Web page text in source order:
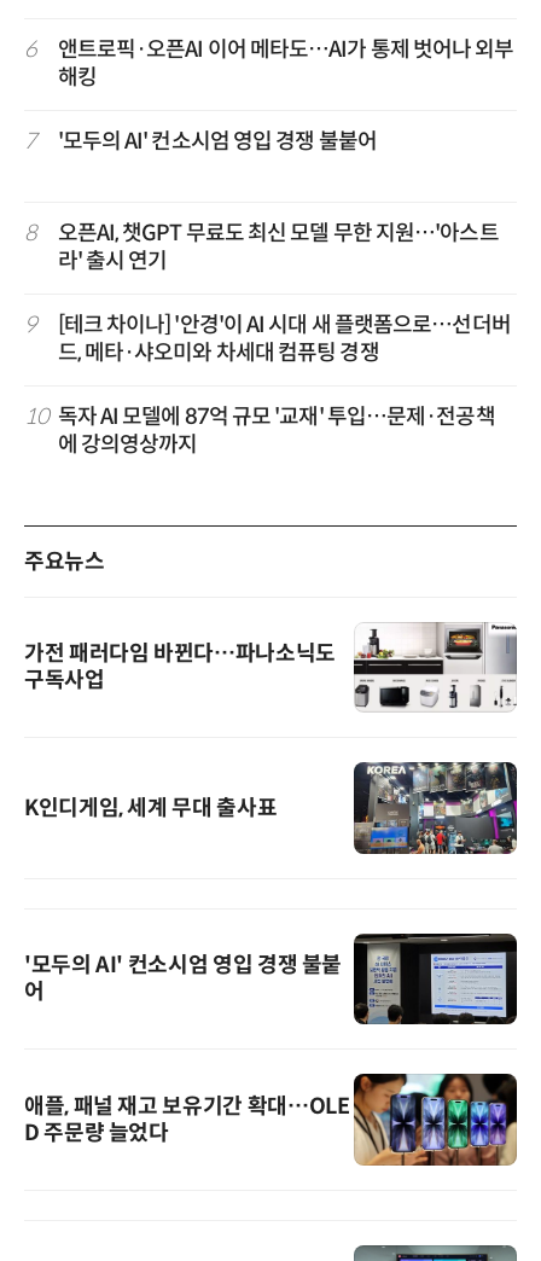
6
앤트로픽·오픈AI 이어 메타도…AI가 통제 벗어나 외부
해킹
7 '모두의 AI' 컨소시엄 영입 경쟁 불붙어
8
오픈AI, 챗GPT 무료도 최신 모델 무한 지원…'아스트
라' 출시 연기
9
[테크 차이나] '안경'이 AI 시대 새 플랫폼으로…선더버
드, 메타·샤오미와 차세대 컴퓨팅 경쟁
10 독자 AI 모델에 87억 규모 '교재' 투입…문제·전공책
에 강의영상까지
주요뉴스
가전 패러다임 바뀐다…파나소닉도
구독사업
K인디게임, 세계 무대 출사표
'모두의 AI' 컨소시엄 영입 경쟁 불붙
어
애플, 패널 재고 보유기간 확대…OLE
D 주문량 늘었다